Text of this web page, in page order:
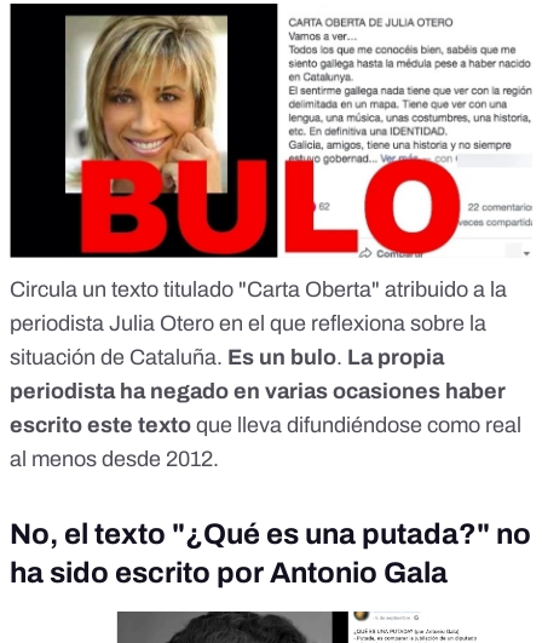
Circula un texto titulado "Carta Oberta" atribuido a la
periodista Julia Otero en el que reflexiona sobre la
situación de Cataluña. Es un bulo. La propia
periodista ha negado en varias ocasiones haber
escrito este texto que lleva difundiéndose como real
al menos desde 2012.
No, el texto "¿Qué es una putada?" no
ha sido escrito por Antonio Gala